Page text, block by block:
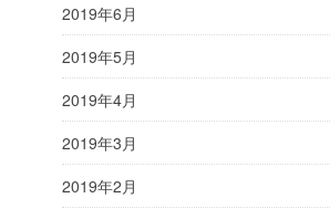
2019年6月
2019年5月
2019年4月
2019年3月
2019年2月